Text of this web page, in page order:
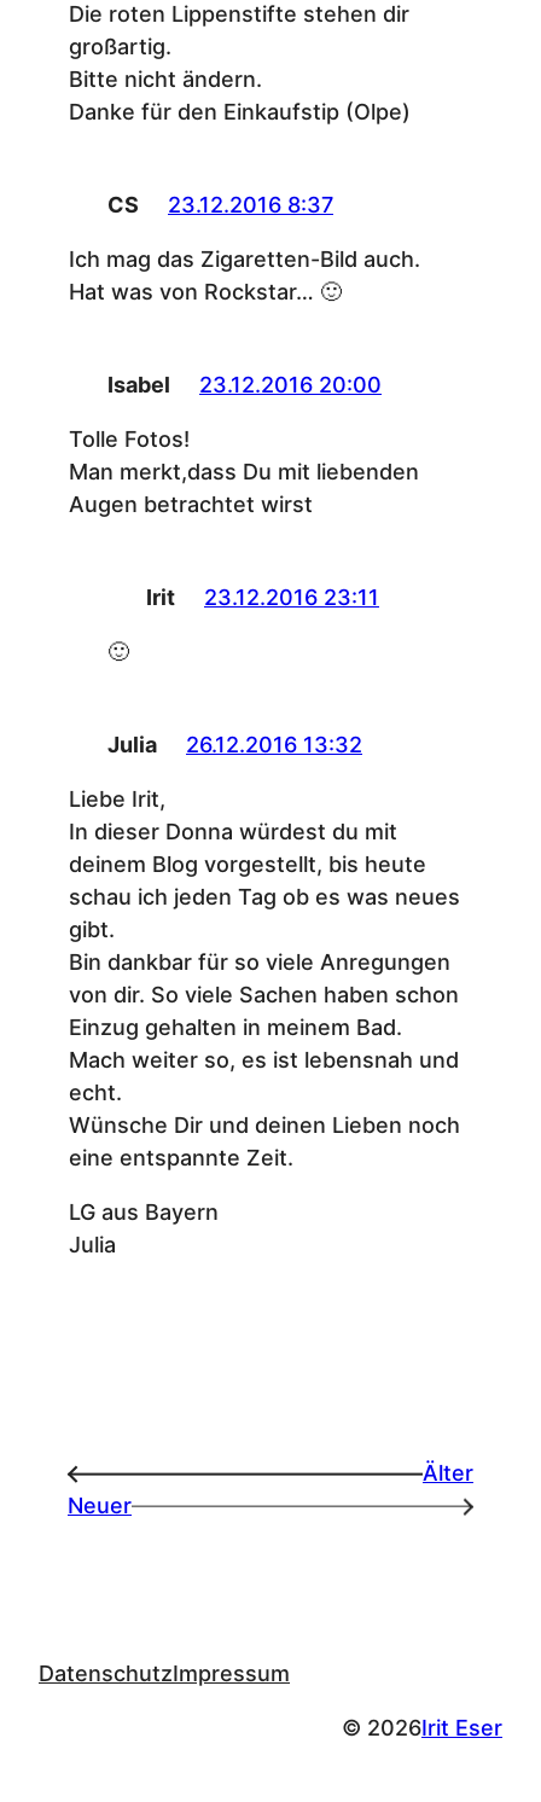
Die roten Lippenstifte stehen dir
großartig.
Bitte nicht ändern.
Danke für den Einkaufstip (Olpe)
CS 23.12.2016 8:37
Ich mag das Zigaretten-Bild auch.
Hat was von Rockstar… 🙂
Isabel 23.12.2016 20:00
Tolle Fotos!
Man merkt,dass Du mit liebenden
Augen betrachtet wirst
Irit 23.12.2016 23:11
🙂
Julia 26.12.2016 13:32
Liebe Irit,
In dieser Donna würdest du mit
deinem Blog vorgestellt, bis heute
schau ich jeden Tag ob es was neues
gibt.
Bin dankbar für so viele Anregungen
von dir. So viele Sachen haben schon
Einzug gehalten in meinem Bad.
Mach weiter so, es ist lebensnah und
echt.
Wünsche Dir und deinen Lieben noch
eine entspannte Zeit.
LG aus Bayern
Julia
←
Älter
Neuer
→
DatenschutzImpressum
© 2026Irit Eser